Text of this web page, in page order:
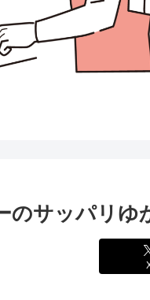
のサッパリゆ